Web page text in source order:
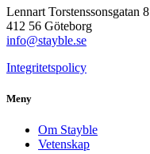
Lennart Torstenssonsgatan 8
412 56 Göteborg
info@stayble.se
Integritetspolicy
Meny
Om Stayble
Vetenskap